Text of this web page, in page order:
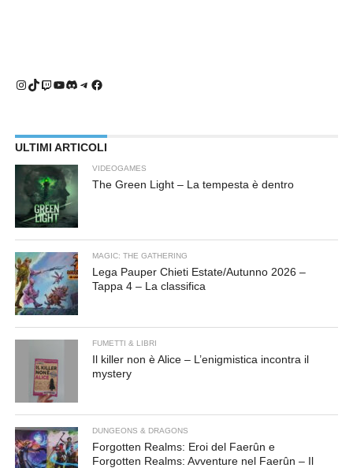
Instagram
TikTok
Twitch
YouTube
Discord
Telegram
Facebook
ULTIMI ARTICOLI
VIDEOGAMES
The Green Light – La tempesta è dentro
MAGIC: THE GATHERING
Lega Pauper Chieti Estate/Autunno 2026 –
Tappa 4 – La classifica
FUMETTI & LIBRI
Il killer non è Alice – L’enigmistica incontra il
mystery
DUNGEONS & DRAGONS
Forgotten Realms: Eroi del Faerûn e
Forgotten Realms: Avventure nel Faerûn – Il